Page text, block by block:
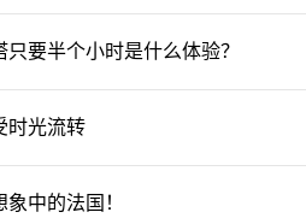
下载】如需申请交换，以下资料供参
准。附件一：暨南大学管理学院院级出
要半个小时是什么体验？
时光流转
中的法国！